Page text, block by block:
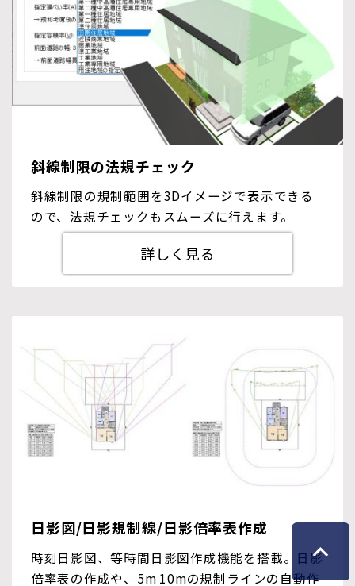
斜線制限の法規チェック
斜線制限の規制範囲を3Dイメージで表示できる
ので、法規チェックもスムーズに行えます。
詳しく見る
日影図/日影規制線/日影倍率表作成
時刻日影図、等時間日影図作成機能を搭載。日影
倍率表の作成や、5m 10mの規制ラインの自動作